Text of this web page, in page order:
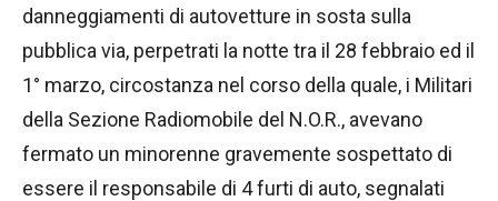
danneggiamenti di autovetture in sosta sulla
pubblica via, perpetrati la notte tra il 28 febbraio ed il
1° marzo, circostanza nel corso della quale, i Militari
della Sezione Radiomobile del N.O.R., avevano
fermato un minorenne gravemente sospettato di
essere il responsabile di 4 furti di auto, segnalati